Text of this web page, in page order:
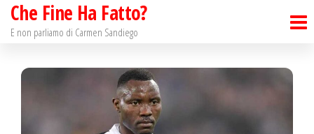
SaltaChe Fine Ha Fatto?
E non parliamo di Carmen Sandiego